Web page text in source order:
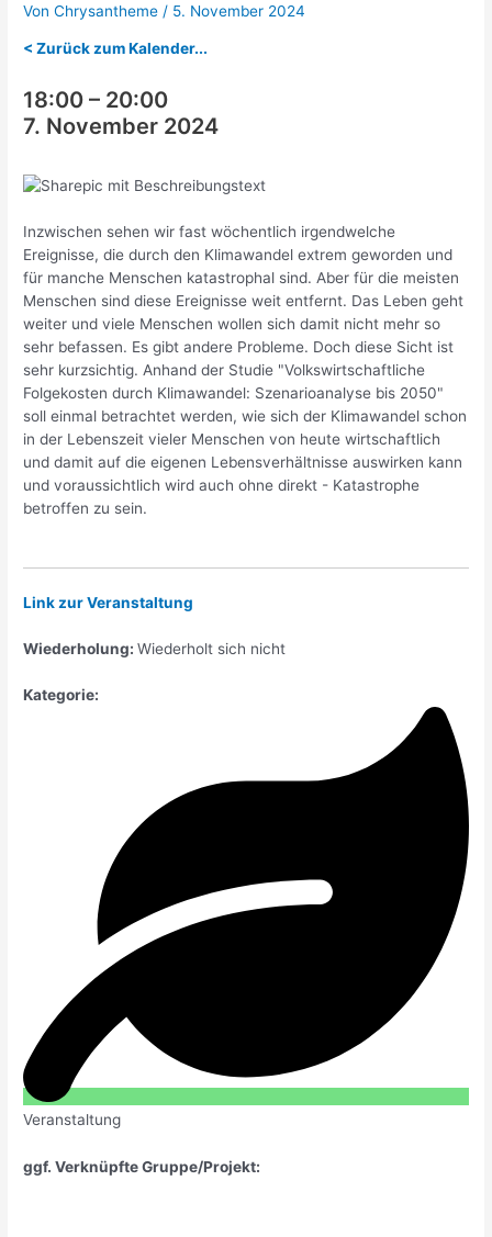
VonChrysantheme / 5. November 2024
< Zurück zum Kalender...
18:00 – 20:00
7. November 2024
Inzwischen sehen wir fast wöchentlich irgendwelche
Ereignisse, die durch den Klimawandel extrem geworden und
für manche Menschen katastrophal sind. Aber für die meisten
Menschen sind diese Ereignisse weit entfernt. Das Leben geht
weiter und viele Menschen wollen sich damit nicht mehr so
sehr befassen. Es gibt andere Probleme. Doch diese Sicht ist
sehr kurzsichtig. Anhand der Studie "Volkswirtschaftliche
Folgekosten durch Klimawandel: Szenarioanalyse bis 2050"
soll einmal betrachtet werden, wie sich der Klimawandel schon
in der Lebenszeit vieler Menschen von heute wirtschaftlich
und damit auf die eigenen Lebensverhältnisse auswirken kann
und voraussichtlich wird auch ohne direkt - Katastrophe
betroffen zu sein.
Link zur Veranstaltung
Wiederholung:Wiederholt sich nicht
Kategorie:
Veranstaltung
ggf. Verknüpfte Gruppe/Projekt: